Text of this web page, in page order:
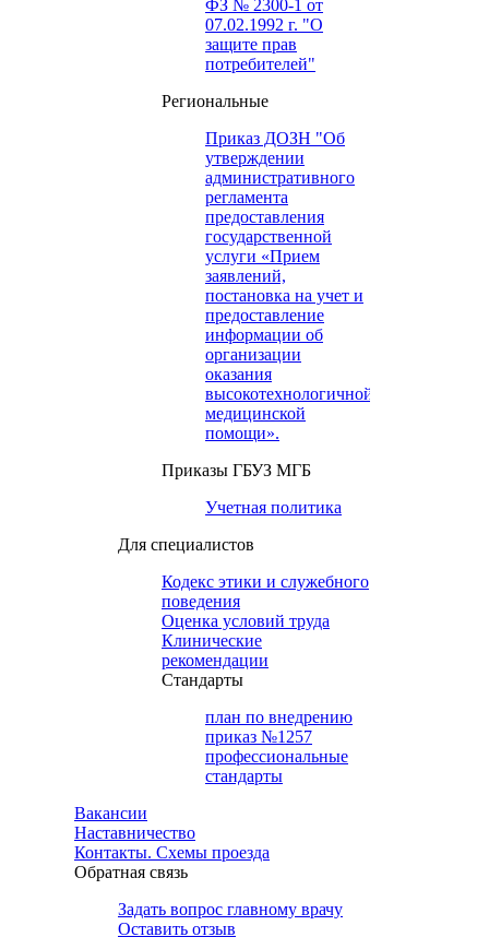
ФЗ № 2300-1 от
07.02.1992 г. "О
защите прав
потребителей"
Региональные
Приказ ДОЗН "Об
утверждении
административного
регламента
предоставления
государственной
услуги «Прием
заявлений,
постановка на учет и
предоставление
информации об
организации
оказания
высокотехнологичной
медицинской
помощи».
Приказы ГБУЗ МГБ
Учетная политика
Для специалистов
Кодекс этики и служебного
поведения
Оценка условий труда
Клинические
рекомендации
Cтандарты
план по внедрению
приказ №1257
профессиональные
стандарты
Вакансии
Наставничество
Контакты. Схемы проезда
Обратная связь
Задать вопрос главному врачу
Оставить отзыв